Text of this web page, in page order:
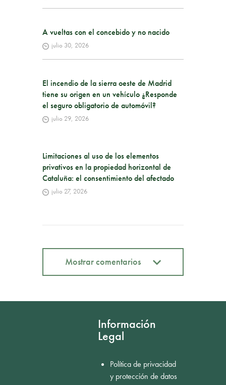
A vueltas con el concebido y no nacido
julio 30, 2026
El incendio de la sierra oeste de Madrid
tiene su origen en un vehículo ¿Responde
el seguro obligatorio de automóvil?
julio 29, 2026
Limitaciones al uso de los elementos
privativos en la propiedad horizontal de
Cataluña: el consentimiento del afectado
julio 27, 2026
Mostrar comentarios
Información
Legal
Política de privacidad
y protección de datos